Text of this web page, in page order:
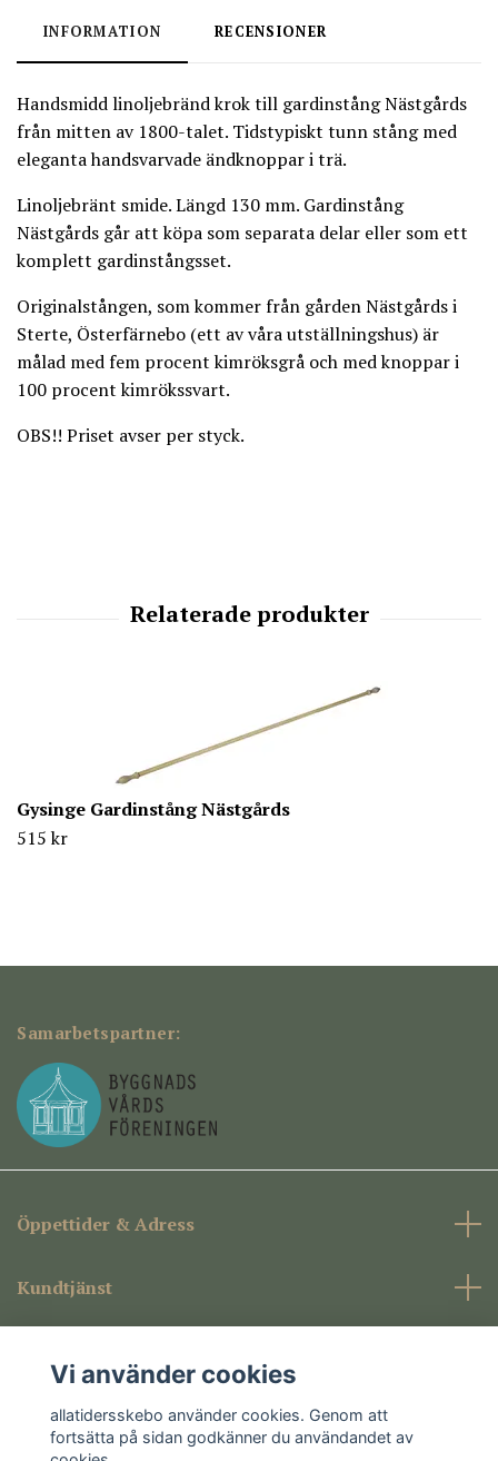
INFORMATION RECENSIONER
Handsmidd linoljebränd krok till gardinstång Nästgårds
från mitten av 1800-talet. Tidstypiskt tunn stång med
eleganta handsvarvade ändknoppar i trä.
Linoljebränt smide. Längd 130 mm. Gardinstång
Nästgårds går att köpa som separata delar eller som ett
komplett gardinstångsset.
Originalstången, som kommer från gården Nästgårds i
Sterte, Österfärnebo (ett av våra utställningshus) är
målad med fem procent kimröksgrå och med knoppar i
100 procent kimrökssvart.
OBS!! Priset avser per styck.
Gysinge Gardinstång Nästgårds
515 kr
Samarbetspartner:
Öppettider & Adress
Kundtjänst
Sociala medier
Vi använder cookies
allatidersskebo använder cookies. Genom att
fortsätta på sidan godkänner du användandet av